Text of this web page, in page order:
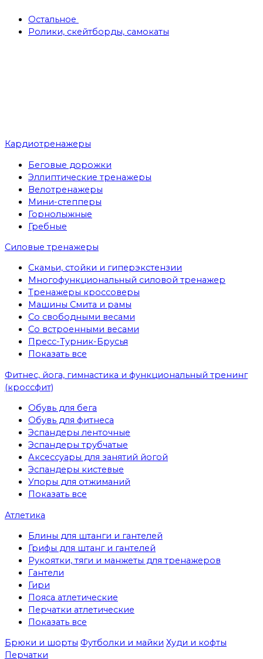
Остальное
Ролики, скейтборды, самокаты
Кардиотренажеры
Беговые дорожки
Эллиптические тренажеры
Велотренажеры
Мини-степперы
Горнолыжные
Гребные
Cиловые тренажеры
Скамьи, стойки и гиперэкстензии
Многофункциональный силовой тренажер
Тренажеры кроссоверы
Машины Смита и рамы
Со свободными весами
Со встроенными весами
Пресс-Турник-Брусья
Показать все
Фитнес, йога, гимнастика и функциональный тренинг
(кроссфит)
Обувь для бега
Обувь для фитнеса
Эспандеры ленточные
Эспандеры трубчатые
Аксессуары для занятий йогой
Эспандеры кистевые
Упоры для отжиманий
Показать все
Атлетика
Блины для штанги и гантелей
Грифы для штанг и гантелей
Рукоятки, тяги и манжеты для тренажеров
Гантели
Гири
Пояса атлетические
Перчатки атлетические
Показать все
Брюки и шорты Футболки и майки Худи и кофты
Перчатки